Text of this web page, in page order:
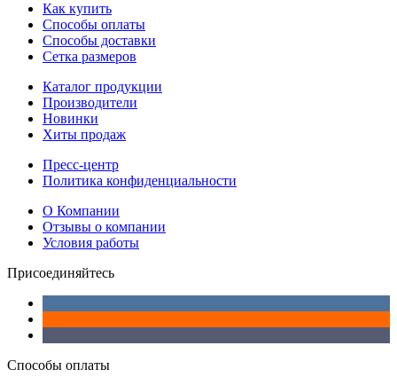
Как купить
Способы оплаты
Способы доставки
Сетка размеров
Каталог продукции
Производители
Новинки
Хиты продаж
Пресс-центр
Политика конфиденциальности
О Компании
Отзывы о компании
Условия работы
Присоединяйтесь
Способы оплаты